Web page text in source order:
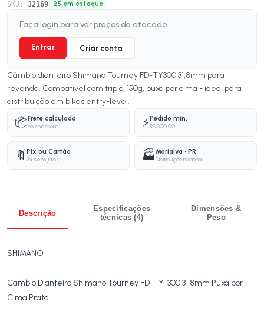
SKU: 32169 25 em estoque
Faça login para ver preços de atacado
Entrar Criar conta
Câmbio dianteiro Shimano Tourney FD-TY300 31,8mm para
revenda. Compatível com triplo, 150g, puxa por cima - ideal para
distribuição em bikes entry-level.
📦Frete calculado
no checkout
⚡Pedido mín.
R$ 300,00
🔖 Pix ou Cartão
3x sem juros
🏭 Marialva · PR
Distribuição nacional
Descrição
Especificações
técnicas (4)
Dimensões &
Peso
SHIMANO
Cambio Dianteiro Shimano Tourney FD-TY-300 31,8mm Puxa por
Cima Prata